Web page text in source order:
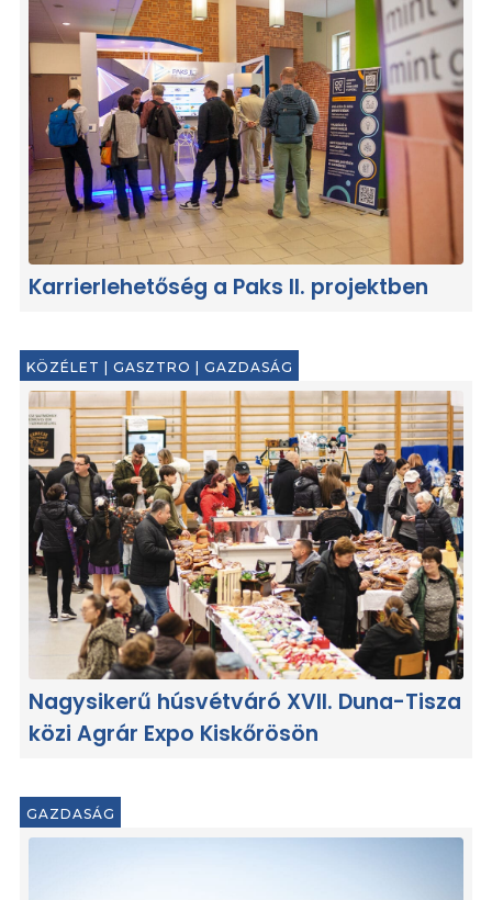
Karrierlehetőség a Paks II. projektben
KÖZÉLET | GASZTRO | GAZDASÁG
Nagysikerű húsvétváró XVII. Duna-Tisza
közi Agrár Expo Kiskőrösön
GAZDASÁG